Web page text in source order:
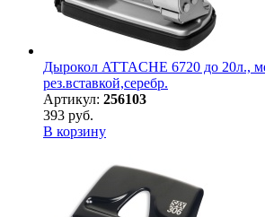
Дырокол ATTACHE 6720 до 20л.,
рез.вставкой,серебр.
Артикул: 256103
393 руб.
В корзину